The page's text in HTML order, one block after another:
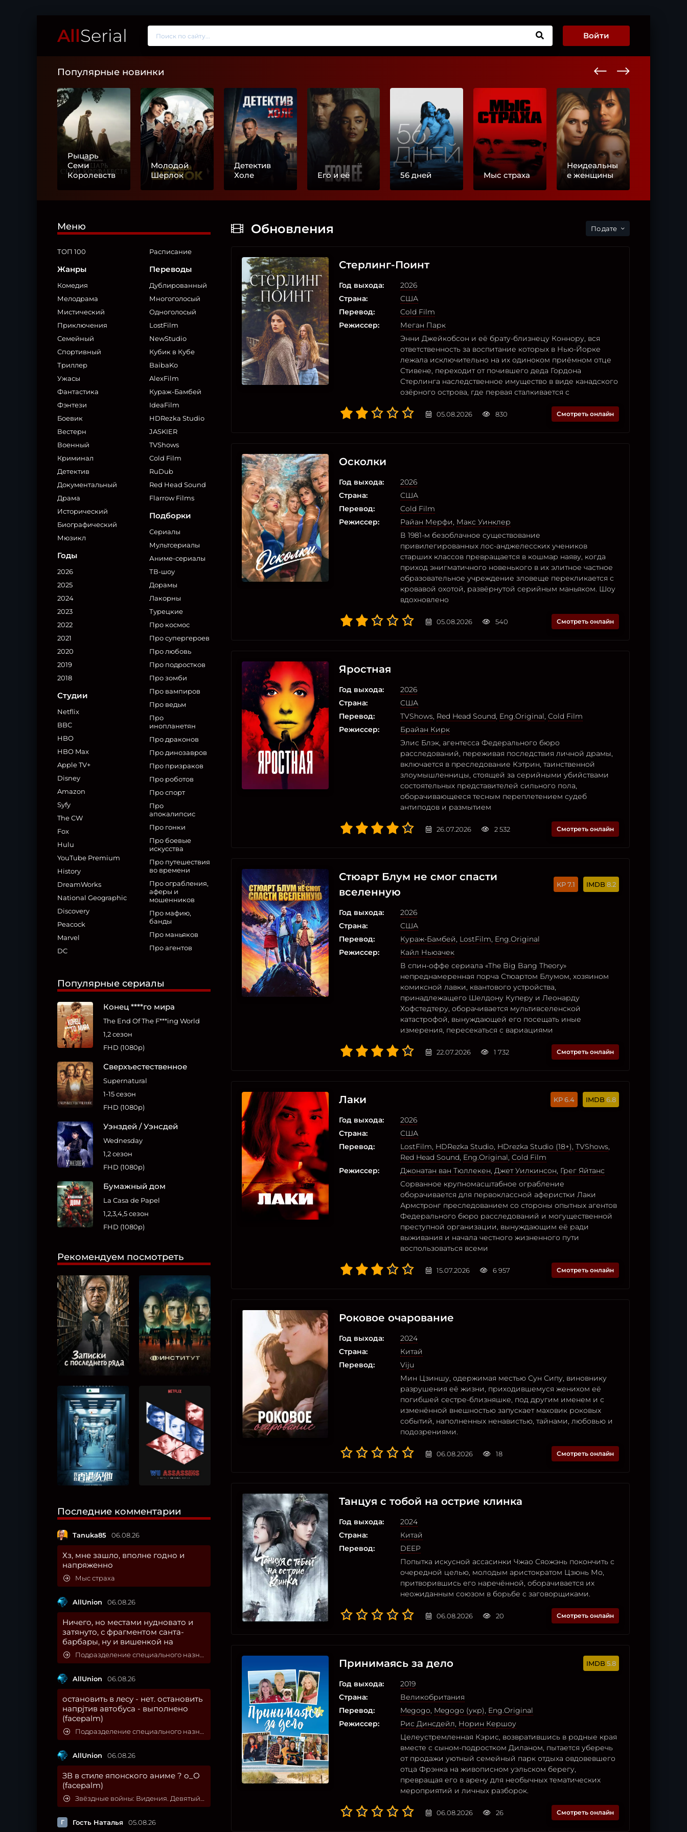
AllSerial Войти
Популярные новинки
Рыцарь
Семи
Королевств
Молодой
Шерлок
Детектив
Холе
Его и её 56 дней Мыс страха
Неидеальны
е женщины
Меню
ТОП 100
Жанры
Комедия
Мелодрама
Мистический
Приключения
Семейный
Спортивный
Триллер
Ужасы
Фантастика
Фэнтези
Боевик
Вестерн
Военный
Криминал
Детектив
Документальный
Драма
Исторический
Биографический
Мюзикл
Годы
2026
2025
2024
2023
2022
2021
2020
2019
2018
Студии
Netflix
BBC
HBO
HBO Max
Apple TV+
Disney
Amazon
Syfy
The CW
Fox
Hulu
YouTube Premium
History
DreamWorks
National Geographic
Discovery
Peacock
Marvel
DC
Расписание
Переводы
Дублированный
Многоголосый
Одноголосый
LostFilm
NewStudio
Кубик в Кубе
BaibaKo
AlexFilm
Кураж-Бамбей
IdeaFilm
HDRezka Studio
JASKIER
TVShows
Cold Film
RuDub
Red Head Sound
Flarrow Films
Подборки
Сериалы
Мультсериалы
Аниме-сериалы
ТВ-шоу
Дорамы
Лакорны
Турецкие
Про космос
Про супергероев
Про любовь
Про подростков
Про зомби
Про вампиров
Про ведьм
Про
инопланетян
Про драконов
Про динозавров
Про призраков
Про роботов
Про спорт
Про
апокалипсис
Про гонки
Про боевые
искусства
Про путешествия
во времени
Про ограбления,
аферы и
мошенников
Про мафию,
банды
Про маньяков
Про агентов
Популярные сериалы
Конец ****го мира
The End Of The F***ing World
1,2 сезон
FHD (1080p)
Сверхъестественное
Supernatural
1-15 сезон
FHD (1080p)
Уэнздей / Уэнсдей
Wednesday
1,2 сезон
FHD (1080p)
Бумажный дом
La Casa de Papel
1,2,3,4,5 сезон
FHD (1080p)
Рекомендуем посмотреть
Последние комментарии
Tanuka85 06.08.26
Хз, мне зашло, вполне годно и
напряженно
Мыс страха
AllUnion 06.08.26
Ничего, но местами нудновато и
затянуто, с фрагментом санта-
барбары, ну и вишенкой на
Подразделение специального назначения
AllUnion 06.08.26
остановить в лесу - нет. остановить
напрjтив автобуса - выполнено
(facepalm)
Подразделение специального назначения
AllUnion 06.08.26
ЗВ в стиле японского аниме ? о_О
(facepalm)
Звёздные войны: Видения. Девятый джедай
Г Гость Наталья 05.08.26
Обновления дате
Стерлинг-Поинт
Год выхода:
2026
Страна:
США
Перевод:
Cold Film
Режиссер:
Меган Парк
Энни Джейкобсон и её брату-близнецу Коннору, вся
ответственность за воспитание которых в Нью-Йорке
лежала исключительно на их одиноком приёмном отце
Стивене, переходит от почившего деда Гордона
Стерлинга наследственное имущество в виде канадского
озёрного острова, где первая сталкивается с
05.08.2026 830 Смотреть онлайн
Осколки
Год выхода:
2026
Страна:
США
Перевод:
Cold Film
Режиссер:
Райан Мерфи, Макс Уинклер
В 1981-м безоблачное существование
привилегированных лос-анджелесских учеников
старших классов превращается в кошмар наяву, когда
приход энигматичного новенького в их элитное частное
образовательное учреждение зловеще перекликается с
кровавой охотой, развёрнутой серийным маньяком. Шоу
вдохновлено
05.08.2026 540 Смотреть онлайн
Яростная
Год выхода:
2026
Страна:
США
Перевод:
TVShows, Red Head Sound, Eng.Original, Cold Film
Режиссер:
Брайан Кирк
Элис Блэк, агентесса Федерального бюро
расследований, переживая последствия личной драмы,
включается в преследование Кэтрин, таинственной
злоумышленницы, стоящей за серийными убийствами
состоятельных представителей сильного пола,
оборачивающееся тесным переплетением судеб
антиподов и размытием
26.07.2026 2 532 Смотреть онлайн
Стюарт Блум не смог спасти
вселенную
7.1 8.2
Год выхода:
2026
Страна:
США
Перевод:
Кураж-Бамбей, LostFilm, Eng.Original
Режиссер:
Кайл Ньюачек
В спин-оффе сериала «The Big Bang Theory»
непреднамеренная порча Стюартом Блумом, хозяином
комиксной лавки, квантового устройства,
принадлежащего Шелдону Куперу и Леонарду
Хофстедтеру, оборачивается мультивселенской
катастрофой, вынуждающей его посещать иные
измерения, пересекаться с вариациями
22.07.2026 1 732 Смотреть онлайн
Лаки 6.4 6.8
Год выхода:
2026
Страна:
США
Перевод:
LostFilm, HDRezka Studio, HDrezka Studio (18+), TVShows,
Red Head Sound, Eng.Original, Cold Film
Режиссер:
Джонатан ван Тюллекен, Джет Уилкинсон, Грег Яйтанс
Сорванное крупномасштабное ограбление
оборачивается для первоклассной аферистки Лаки
Армстронг преследованием со стороны опытных агентов
Федерального бюро расследований и могущественной
преступной организации, вынуждающим её ради
выживания и начала честного жизненного пути
воспользоваться всеми
15.07.2026 6 957 Смотреть онлайн
Роковое очарование
Год выхода:
2024
Страна:
Китай
Перевод:
Viju
Мин Цзиншу, одержимая местью Сун Сипу, виновнику
разрушения её жизни, приходившемуся женихом её
погибшей сестре-близняшке, под другим именем и с
изменённой внешностью запускает маховик роковых
событий, наполненных ненавистью, тайнами, любовью и
подозрениями.
06.08.2026 18 Смотреть онлайн
Танцуя с тобой на острие клинка
Год выхода:
2024
Страна:
Китай
Перевод:
DEEP
Попытка искусной ассасинки Чжао Сяожэнь покончить с
очередной целью, молодым аристократом Цзюнь Мо,
притворившись его наречённой, оборачивается их
неожиданным союзом в борьбе с заговорщиками.
06.08.2026 20 Смотреть онлайн
Принимаясь за дело 5.8
Год выхода:
2019
Страна:
Великобритания
Перевод:
Megogo, Megogo (укр), Eng.Original
Режиссер:
Рис Динсдейл, Норин Кершоу
Целеустремленная Кэрис, возвратившись в родные края
вместе с сыном-подростком Диланом, пытается уберечь
от продажи уютный семейный парк отдыха овдовевшего
отца Фрэнка на живописном уэльском берегу,
превращая его в арену для необычных тематических
мероприятий и личных разборок.
06.08.2026 26 Смотреть онлайн